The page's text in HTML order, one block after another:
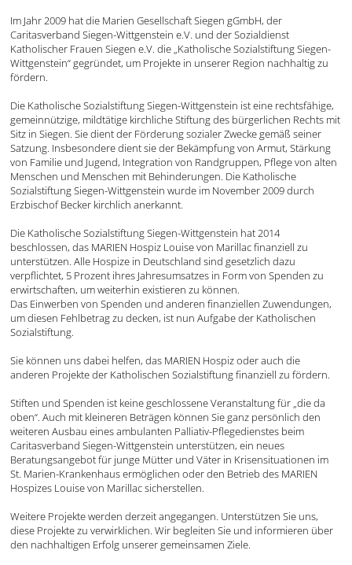
Im Jahr 2009 hat die Marien Gesellschaft Siegen gGmbH, der
Caritasverband Siegen-Wittgenstein e.V. und der Sozialdienst
Katholischer Frauen Siegen e.V. die „Katholische Sozialstiftung Siegen-
Wittgenstein“ gegründet, um Projekte in unserer Region nachhaltig zu
fördern.
Die Katholische Sozialstiftung Siegen-Wittgenstein ist eine rechtsfähige,
gemeinnützige, mildtätige kirchliche Stiftung des bürgerlichen Rechts mit
Sitz in Siegen. Sie dient der Förderung sozialer Zwecke gemäß seiner
Satzung. Insbesondere dient sie der Bekämpfung von Armut, Stärkung
von Familie und Jugend, Integration von Randgruppen, Pflege von alten
Menschen und Menschen mit Behinderungen. Die Katholische
Sozialstiftung Siegen-Wittgenstein wurde im November 2009 durch
Erzbischof Becker kirchlich anerkannt.
Die Katholische Sozialstiftung Siegen-Wittgenstein hat 2014
beschlossen, das MARIEN Hospiz Louise von Marillac finanziell zu
unterstützen. Alle Hospize in Deutschland sind gesetzlich dazu
verpflichtet, 5 Prozent ihres Jahresumsatzes in Form von Spenden zu
erwirtschaften, um weiterhin existieren zu können.
Das Einwerben von Spenden und anderen finanziellen Zuwendungen,
um diesen Fehlbetrag zu decken, ist nun Aufgabe der Katholischen
Sozialstiftung.
Sie können uns dabei helfen, das MARIEN Hospiz oder auch die
anderen Projekte der Katholischen Sozialstiftung finanziell zu fördern.
Stiften und Spenden ist keine geschlossene Veranstaltung für „die da
oben“. Auch mit kleineren Beträgen können Sie ganz persönlich den
weiteren Ausbau eines ambulanten Palliativ-Pflegedienstes beim
Caritasverband Siegen-Wittgenstein unterstützen, ein neues
Beratungsangebot für junge Mütter und Väter in Krisensituationen im
St. Marien-Krankenhaus ermöglichen oder den Betrieb des MARIEN
Hospizes Louise von Marillac sicherstellen.
Weitere Projekte werden derzeit angegangen. Unterstützen Sie uns,
diese Projekte zu verwirklichen. Wir begleiten Sie und informieren über
den nachhaltigen Erfolg unserer gemeinsamen Ziele.